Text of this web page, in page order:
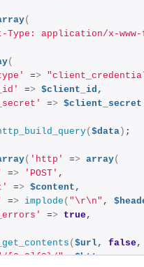
(
Type: application/x-
(
=>
=> $client_id,
=> $client_secret
( $data) ;
( 'http' => array(
=> 'POST' ,
=> $content,
=> implode ( "\r\n" ,
=> true,
( $url, false
[0-9]{3}/",